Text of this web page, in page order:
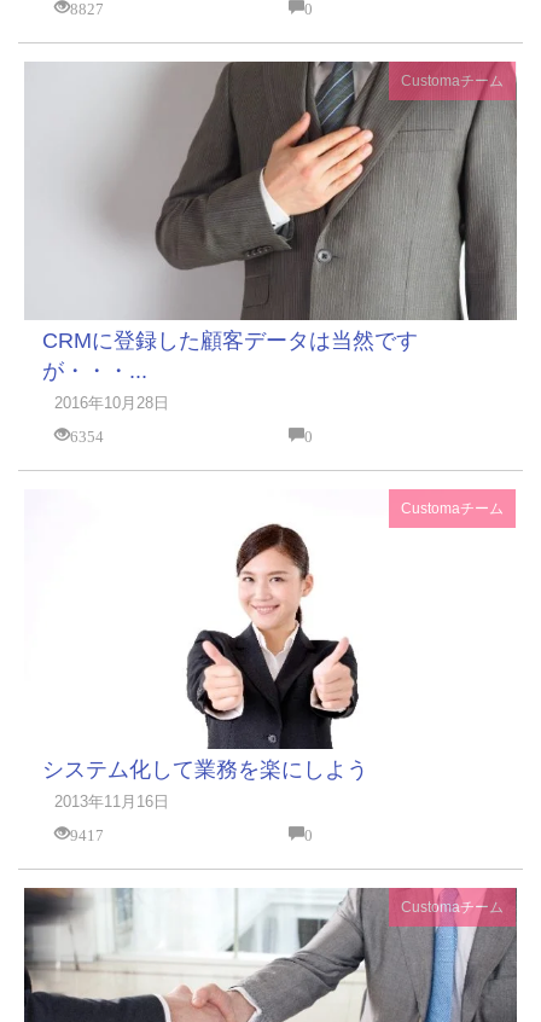
8827
0
Customaチーム
CRMに登録した顧客データは当然です
が・・・...
2016年10月28日
6354
0
Customaチーム
システム化して業務を楽にしよう
2013年11月16日
9417
0
Customaチーム